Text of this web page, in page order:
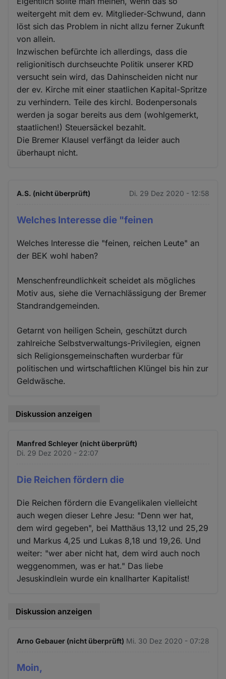
weitergeht mit dem ev. Mitglieder-Schwund, dann
löst sich das Problem in nicht allzu ferner Zukunft
von allein.
Inzwischen befürchte ich allerdings, dass die
religionitisch durchseuchte Politik unserer KRD
versucht sein wird, das Dahinscheiden nicht nur
der ev. Kirche mit einer staatlichen Kapital-Spritze
zu verhindern. Teile des kirchl. Bodenpersonals
werden ja sogar bereits aus dem (wohlgemerkt,
staatlichen!) Steuersäckel bezahlt.
Die Bremer Klausel verfängt da leider auch
überhaupt nicht.
A.S. (nicht überprüft) Di. 29 Dez 2020 - 12:58
Welches Interesse die "feinen
Welches Interesse die "feinen, reichen Leute" an
der BEK wohl haben?
Menschenfreundlichkeit scheidet als mögliches
Motiv aus, siehe die Vernachlässigung der Bremer
Standrandgemeinden.
Getarnt von heiligen Schein, geschützt durch
zahlreiche Selbstverwaltungs-Privilegien, eignen
sich Religionsgemeinschaften wurderbar für
politischen und wirtschaftlichen Klüngel bis hin zur
Geldwäsche.
Diskussion anzeigen
Manfred Schleyer (nicht überprüft)
Di. 29 Dez 2020 - 22:07
Die Reichen fördern die
Die Reichen fördern die Evangelikalen vielleicht
auch wegen dieser Lehre Jesu: "Denn wer hat,
dem wird gegeben", bei Matthäus 13,12 und 25,29
und Markus 4,25 und Lukas 8,18 und 19,26. Und
weiter: "wer aber nicht hat, dem wird auch noch
weggenommen, was er hat." Das liebe
Jesuskindlein wurde ein knallharter Kapitalist!
Diskussion anzeigen
Arno Gebauer (nicht überprüft) Mi. 30 Dez 2020 - 07:28
Moin,